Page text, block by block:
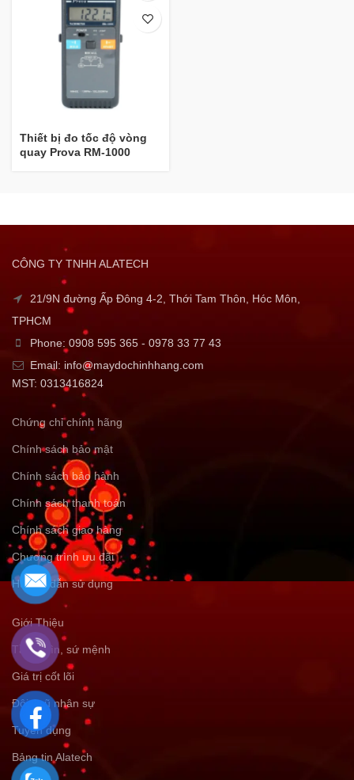
Thiết bị đo tốc độ vòng
quay Prova RM-1000
CÔNG TY TNHH ALATECH
21/9N đường Ấp Đông 4-2, Thới Tam Thôn, Hóc Môn,
TPHCM
Phone: 0908 595 365 - 0978 33 77 43
Email: info@maydochinhhang.com
MST: 0313416824
Chứng chỉ chính hãng
Chính sách bảo mật
Chính sách bảo hành
Chính sách thanh toán
Chính sách giao hàng
Chương trình ưu đãi
Hướng dẫn sử dụng
Giới Thiệu
Tầm nhìn, sứ mệnh
Giá trị cốt lõi
Đội ngũ nhân sự
Tuyển dụng
Bảng tin Alatech